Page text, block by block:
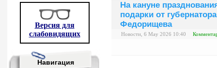
Версия для
слабовидящих
Навигация
На кануне
подарки от
Федорищева
Новости, 6 May 2026 10:40